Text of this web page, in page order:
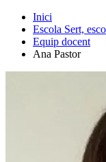
Inici
Escola Sert,
Equip docent
Ana Pastor